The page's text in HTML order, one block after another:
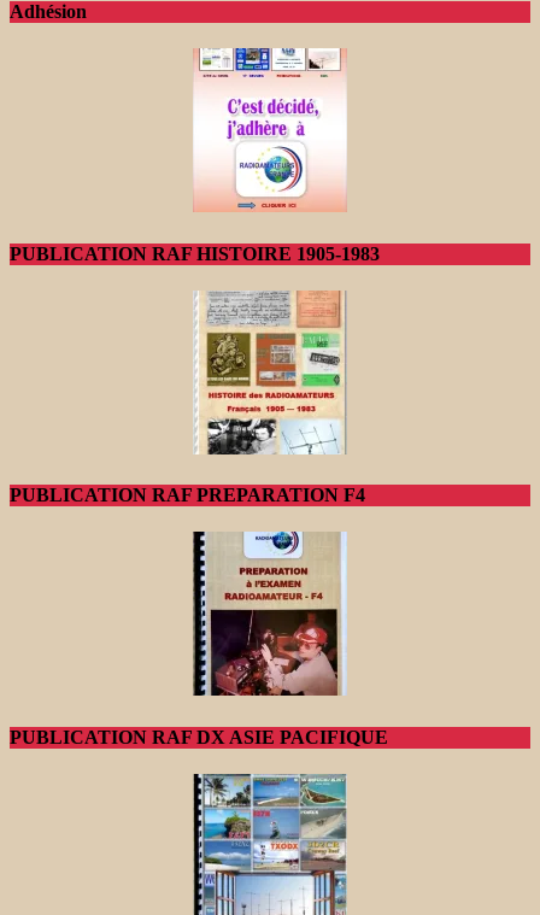
Adhésion
PUBLICATION RAF HISTOIRE 1905-1983
PUBLICATION RAF PREPARATION F4
PUBLICATION RAF DX ASIE PACIFIQUE